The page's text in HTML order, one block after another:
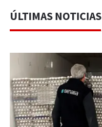
ÚLTIMAS NOTICIAS